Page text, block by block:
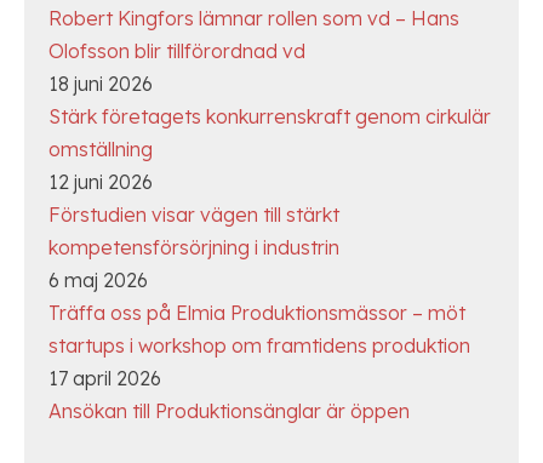
Robert Kingfors lämnar rollen som vd – Hans
Olofsson blir tillförordnad vd
18 juni 2026
Stärk företagets konkurrenskraft genom cirkulär
omställning
12 juni 2026
Förstudien visar vägen till stärkt
kompetensförsörjning i industrin
6 maj 2026
Träffa oss på Elmia Produktionsmässor – möt
startups i workshop om framtidens produktion
17 april 2026
Ansökan till Produktionsänglar är öppen